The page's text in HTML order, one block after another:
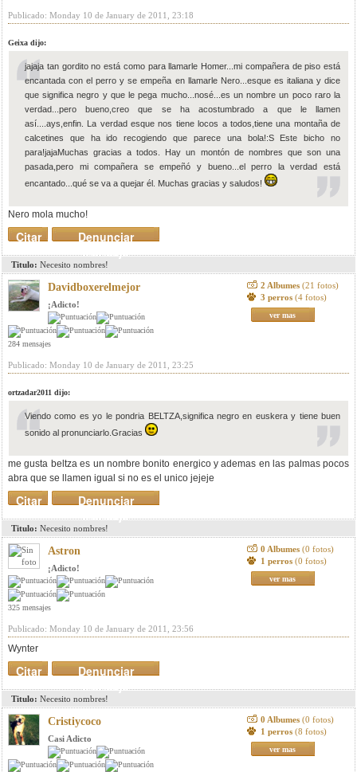
Publicado: Monday 10 de January de 2011, 23:18
Geixa dijo:
jajaja tan gordito no está como para llamarle Homer...mi compañera de piso está
encantada con el perro y se empeña en llamarle Nero...esque es italiana y dice
que significa negro y que le pega mucho...nosé...es un nombre un poco raro la
verdad...pero bueno,creo que se ha acostumbrado a que le llamen
así....ays,enfin. La verdad esque nos tiene locos a todos,tiene una montaña de
calcetines que ha ido recogiendo que parece una bola!:S Este bicho no
para!jajaMuchas gracias a todos. Hay un montón de nombres que son una
pasada,pero mi compañera se empeñó y bueno...el perro la verdad está
encantado...qué se va a quejar él. Muchas gracias y saludos!
Nero mola mucho!
Denunciar
mensaje
Citar
Titulo: Necesito nombres!
Davidboxerelmejor
¡Adicto!
284 mensajes
2 Albumes (21 fotos)
3 perros (4 fotos)
ver mas
Publicado: Monday 10 de January de 2011, 23:25
ortzadar2011 dijo:
Viendo como es yo le pondria BELTZA,significa negro en euskera y tiene buen
sonido al pronunciarlo.Gracias
me gusta beltza es un nombre bonito energico y ademas en las palmas pocos
abra que se llamen igual si no es el unico jejeje
Denunciar
mensaje
Citar
Titulo: Necesito nombres!
Astron
¡Adicto!
325 mensajes
0 Albumes (0 fotos)
1 perros (0 fotos)
ver mas
Publicado: Monday 10 de January de 2011, 23:56
Wynter
Denunciar
mensaje
Citar
Titulo: Necesito nombres!
Cristiycoco
Casi Adicto
0 Albumes (0 fotos)
1 perros (8 fotos)
ver mas